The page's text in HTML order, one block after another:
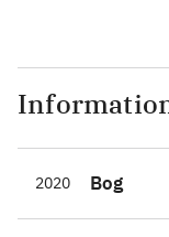
2020 Bog